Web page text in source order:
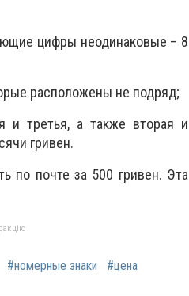
цифры неодинаковые – 8
расположены не подряд;
и третья, а также вторая и
гривен.
по почте за 500 гривен. Эта
#номерные знаки #цена